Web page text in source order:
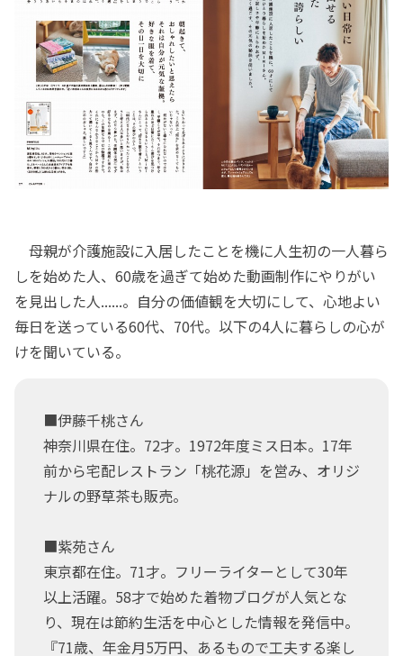
母親が介護施設に入居したことを機に人生初の一人暮ら
しを始めた人、60歳を過ぎて始めた動画制作にやりがい
を見出した人......。自分の価値観を大切にして、心地よい
毎日を送っている60代、70代。以下の4人に暮らしの心が
けを聞いている。
■伊藤千桃さん
神奈川県在住。72才。1972年度ミス日本。17年
前から宅配レストラン「桃花源」を営み、オリジ
ナルの野草茶も販売。
■紫苑さん
東京都在住。71才。フリーライターとして30年
以上活躍。58才で始めた着物ブログが人気とな
り、現在は節約生活を中心とした情報を発信中。
『71歳、年金月5万円、あるもので工夫する楽し